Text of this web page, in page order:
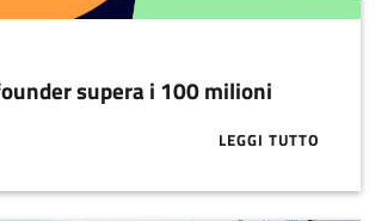
supera i 100 milioni
LEGGI TUTTO
ABOUT IFF,